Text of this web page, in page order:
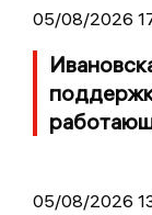
05/08/2026
05/08/2026